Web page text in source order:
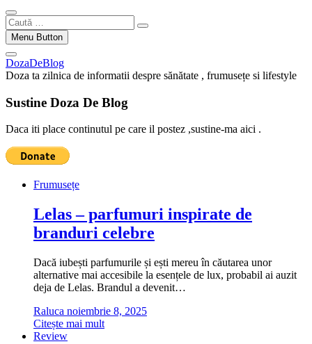
Caută
…Menu Button
DozaDeBlog
Doza ta zilnica de informatii despre sănătate , frumusețe si lifestyle
Sustine Doza De Blog
Daca iti place continutul pe care il postez ,sustine-ma aici .
Frumusețe
Lelas – parfumuri inspirate de
branduri celebre
Dacă iubești parfumurile și ești mereu în căutarea unor
alternative mai accesibile la esențele de lux, probabil ai auzit
deja de Lelas. Brandul a devenit…
Raluca noiembrie 8, 2025
Citește mai mult
Review